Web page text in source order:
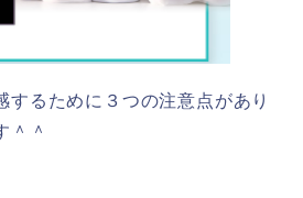
するために３つの注意点があり
＾＾